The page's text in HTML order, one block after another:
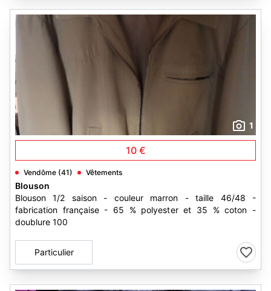
1
10 €
Vendôme (41) Vêtements
Blouson
Blouson 1/2 saison - couleur marron - taille 46/48 -
fabrication française - 65 % polyester et 35 % coton -
doublure 100
Particulier